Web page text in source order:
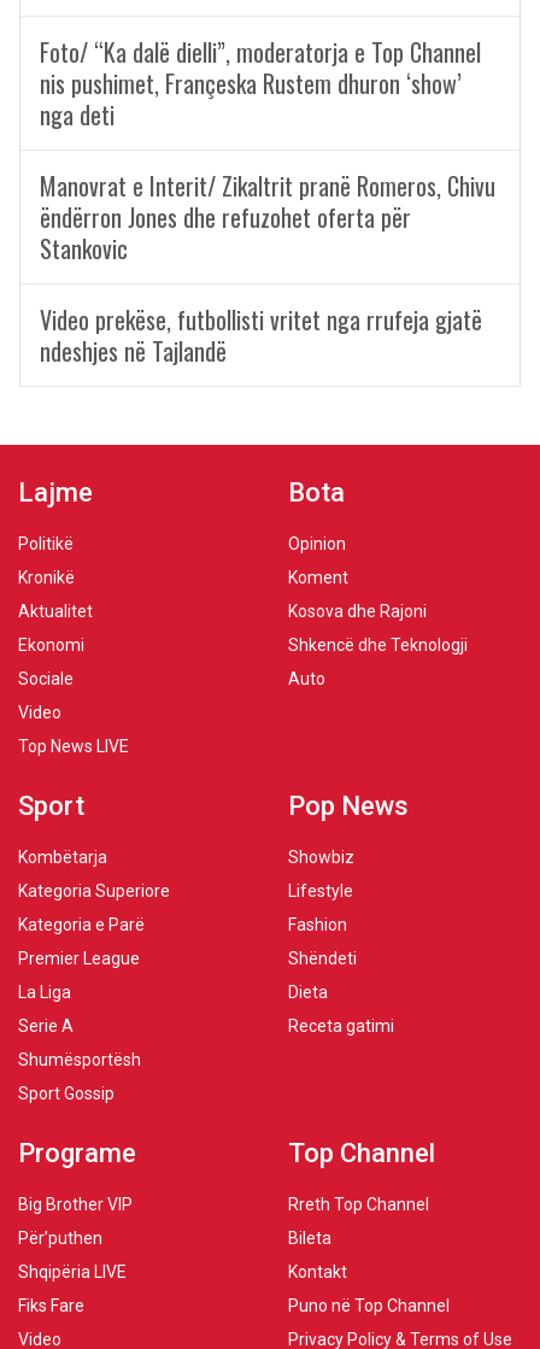
Foto/ “Ka dalë dielli”, moderatorja e Top Channel
nis pushimet, Françeska Rustem dhuron ‘show’
nga deti
Manovrat e Interit/ Zikaltrit pranë Romeros, Chivu
ëndërron Jones dhe refuzohet oferta për
Stankovic
Video prekëse, futbollisti vritet nga rrufeja gjatë
ndeshjes në Tajlandë
Lajme
Politikë
Kronikë
Aktualitet
Ekonomi
Sociale
Video
Top News LIVE
Bota
Opinion
Koment
Kosova dhe Rajoni
Shkencë dhe Teknologji
Auto
Sport
Kombëtarja
Kategoria Superiore
Kategoria e Parë
Premier League
La Liga
Serie A
Shumësportësh
Sport Gossip
Pop News
Showbiz
Lifestyle
Fashion
Shëndeti
Dieta
Receta gatimi
Programe
Big Brother VIP
Për’puthen
Shqipëria LIVE
Fiks Fare
Video
Top Channel
Rreth Top Channel
Bileta
Kontakt
Puno në Top Channel
Privacy Policy & Terms of Use